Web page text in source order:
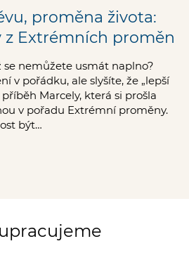
proměna života:
z Extrémních proměn
se nemůžete usmát naplno?
v pořádku, ale slyšíte, že „lepší
Marcely, která si prošla
v pořadu Extrémní proměny.
být…